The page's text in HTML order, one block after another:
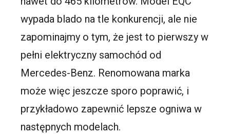
wypada blado na tle konkurencji, ale nie
zapominajmy o tym, że jest to pierwszy w
pełni elektryczny samochód od
Mercedes-Benz. Renomowana marka
może więc jeszcze sporo poprawić, i
przykładowo zapewnić lepsze ogniwa w
następnych modelach.